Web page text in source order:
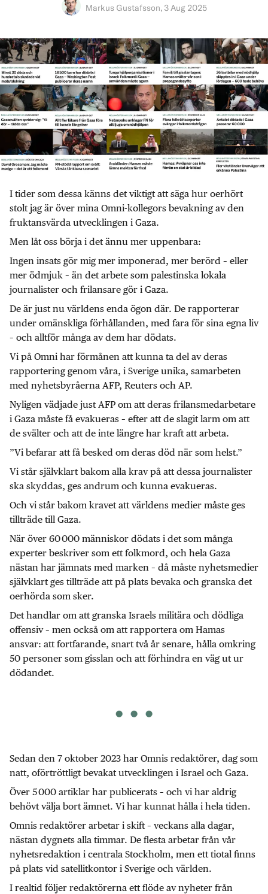
Markus Gustafsson, 3 Aug 2025
I tider som dessa känns det viktigt att säga hur oerhört
stolt jag är över mina Omni-kollegors bevakning av den
fruktansvärda utvecklingen i Gaza.
Men låt oss börja i det ännu mer uppenbara:
Ingen insats gör mig mer imponerad, mer berörd – eller
mer ödmjuk – än det arbete som palestinska lokala
journalister och frilansare gör i Gaza.
De är just nu världens enda ögon där. De rapporterar
under omänskliga förhållanden, med fara för sina egna liv
– och alltför många av dem har dödats.
Vi på Omni har förmånen att kunna ta del av deras
rapportering genom våra, i Sverige unika, samarbeten
med nyhetsbyråerna AFP, Reuters och AP.
Nyligen vädjade just AFP om att deras frilansmedarbetare
i Gaza måste få evakueras – efter att de slagit larm om att
de svälter och att de inte längre har kraft att arbeta.
”Vi befarar att få besked om deras död när som helst.”
Vi står självklart bakom alla krav på att dessa journalister
ska skyddas, ges andrum och kunna evakueras.
Och vi står bakom kravet att världens medier måste ges
tillträde till Gaza.
När över 60 000 människor dödats i det som många
experter beskriver som ett folkmord, och hela Gaza
nästan har jämnats med marken – då måste nyhetsmedier
självklart ges tillträde att på plats bevaka och granska det
oerhörda som sker.
Det handlar om att granska Israels militära och dödliga
offensiv – men också om att rapportera om Hamas
ansvar: att fortfarande, snart två år senare, hålla omkring
50 personer som gisslan och att förhindra en väg ut ur
dödandet.
Sedan den 7 oktober 2023 har Omnis redaktörer, dag som
natt, oförtröttligt bevakat utvecklingen i Israel och Gaza.
Över 5 000 artiklar har publicerats – och vi har aldrig
behövt välja bort ämnet. Vi har kunnat hålla i hela tiden.
Omnis redaktörer arbetar i skift – veckans alla dagar,
nästan dygnets alla timmar. De flesta arbetar från vår
nyhetsredaktion i centrala Stockholm, men ett tiotal finns
på plats vid satellitkontor i Sverige och världen.
I realtid följer redaktörerna ett flöde av nyheter från